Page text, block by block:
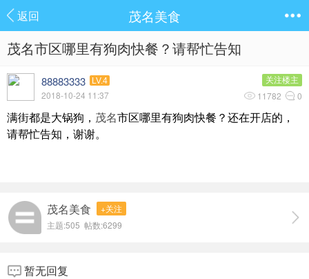
返回 茂名美食
茂名市区哪里有狗肉快餐？请帮忙告知
88883333 LV.4
2018-10-24 11:37
关注楼主
11782 0
满街都是大锅狗， 茂名市区哪里有狗肉快餐？还在开店的，
请帮忙告知，谢谢。
茂名美食
+关注
主题:505 帖数:6299
暂无回复